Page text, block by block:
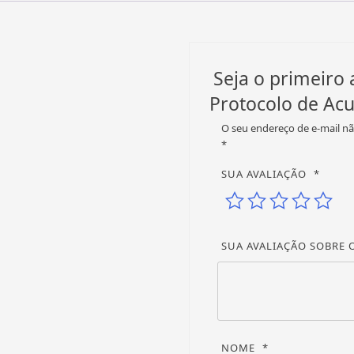
Seja o primeiro
Protocolo de
O seu endereço de e-mail
*
SUA AVALIAÇÃO *
SUA AVALIAÇÃO SOBRE
NOME *